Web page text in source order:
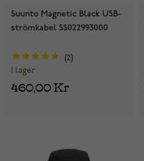
Suunto Magnetic Black USB-
strömkabel SS022993000
2
I lager
460,00 Kr